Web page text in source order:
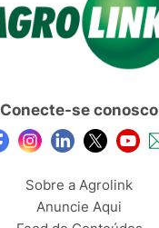
Conecte-se conosco
Sobre a Agrolink
Anuncie Aqui